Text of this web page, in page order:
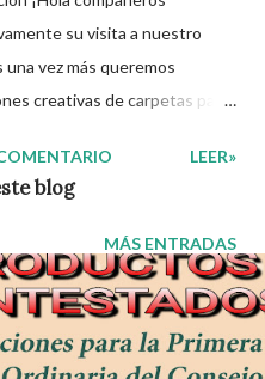
su visita a nuestro
vez más queremos
creativas de carpetas para
a los autores de este
que nosotros
informativos y
Diseños de carpetas de
😉 Publicamos diariamente. No
y unirte a nuestro grupo para
de Facebook Además,
LEER»
MÁS ENTRADAS
blog